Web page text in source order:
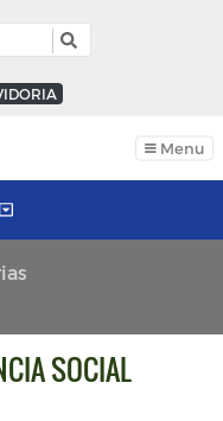
Menu
SOCIAL